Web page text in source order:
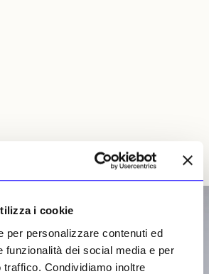
i cookie
per personalizzare contenuti ed
funzionalità dei social media e per
Condividiamo inoltre